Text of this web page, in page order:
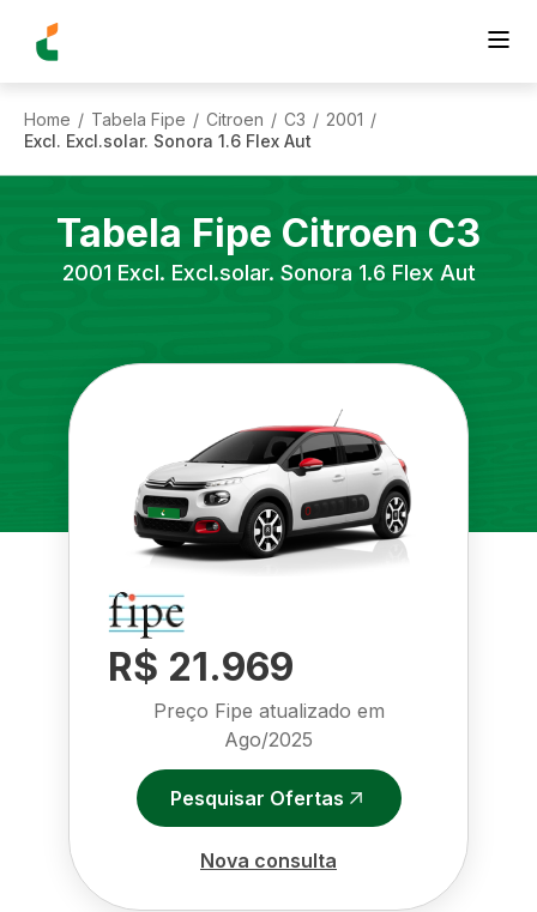
Home / Tabela Fipe / Citroen / C3 / 2001 /
Excl. Excl.solar. Sonora 1.6 Flex Aut
Tabela Fipe Citroen C3
2001 Excl. Excl.solar. Sonora 1.6 Flex Aut
R$ 21.969
Preço Fipe atualizado em
Ago/2025
Pesquisar Ofertas
Nova consulta